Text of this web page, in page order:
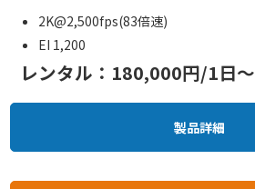
2K@2,500fps(83倍速)
EI 1,200
レンタル：180,000円/1日～
製品詳細